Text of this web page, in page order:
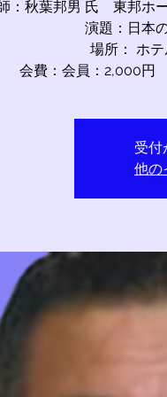
：秋葉邦男 氏 東邦ホ
演題：日本
場所： ホ
会費：会員：2,000
受付
他の